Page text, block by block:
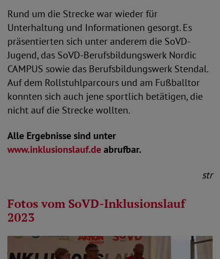
Rund um die Strecke war wieder für
Unterhaltung und Informationen gesorgt. Es
präsentierten sich unter anderem die SoVD-
Jugend, das SoVD-Berufsbildungswerk Nordic
CAMPUS sowie das Berufsbildungswerk Stendal.
Auf dem Rollstuhlparcours und am Fußballtor
konnten sich auch jene sportlich betätigen, die
nicht auf die Strecke wollten.
Alle Ergebnisse sind unter
www.inklusionslauf.deabrufbar.
str
Fotos vom SoVD-Inklusionslauf
2023